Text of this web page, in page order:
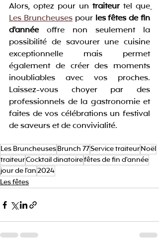
Alors, optez pour un traiteur tel que
Les Bruncheuses pour les fêtes de fin
d'année offre non seulement la
possibilité de savourer une cuisine
exceptionnelle mais permet
également de créer des moments
inoubliables avec vos proches.
Laissez-vous choyer par des
professionnels de la gastronomie et
faites de vos célébrations un festival
de saveurs et de convivialité.
Les BruncheusesBrunch 77Service traiteurNoël
traiteurCocktail dinatoirefêtes de fin d'année
jour de l'an2024
Les fêtes